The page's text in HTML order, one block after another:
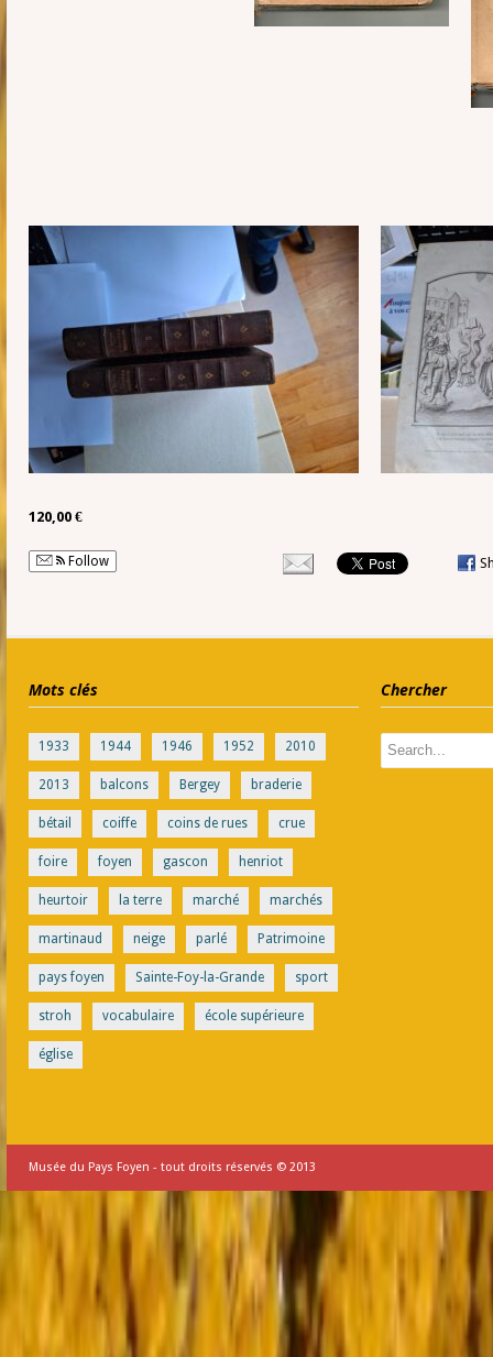
120,00 €
Follow
Mots clés
1933 1944 1946 1952 2010
2013 balcons Bergey braderie
bétail coiffe coins de rues crue
foire foyen gascon henriot
heurtoir la terre marché marchés
martinaud neige parlé Patrimoine
pays foyen Sainte-Foy-la-Grande sport
stroh vocabulaire école supérieure
église
Chercher
Musée du Pays Foyen - tout droits réservés © 2013